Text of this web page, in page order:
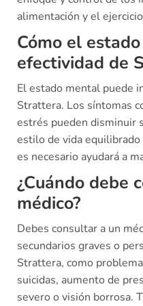
alimentación y el
Cómo el
efectividad de
El estado mental puede
Strattera. Los síntomas
estrés pueden disminuir
estilo de vida equilibrado
es necesario ayudará a
¿Cuándo debe
médico?
Debes consultar a un
secundarios graves o
Strattera, como
suicidas, aumento de
severo o visión borrosa.